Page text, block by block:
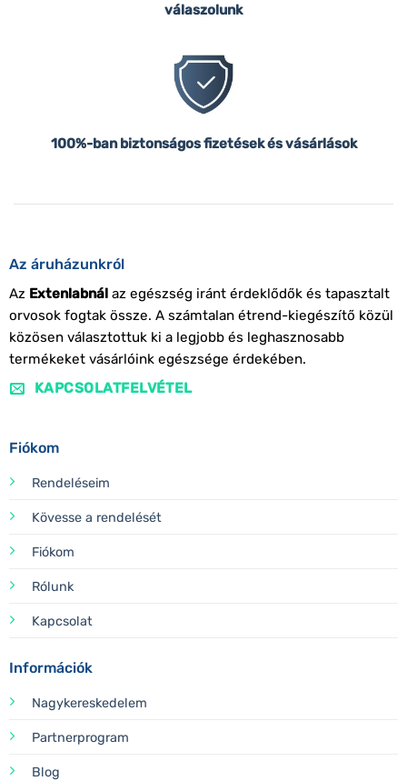
válaszolunk
100%-ban biztonságos fizetések és vásárlások
Az áruházunkról
Az Extenlabnálaz egészség iránt érdeklődők és tapasztalt
orvosok fogtak össze. A számtalan étrend-kiegészítő közül
közösen választottuk ki a legjobb és leghasznosabb
termékeket vásárlóink egészsége érdekében.
KAPCSOLATFELVÉTEL
Fiókom
Rendeléseim
Kövesse a rendelését
Fiókom
Rólunk
Kapcsolat
Információk
Nagykereskedelem
Partnerprogram
Blog